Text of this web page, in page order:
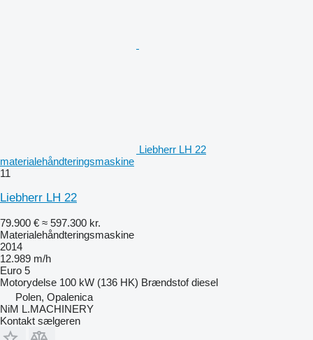
Liebherr LH 22
materialehåndteringsmaskine
11
Liebherr LH 22
79.900 € ≈ 597.300 kr.
Materialehåndteringsmaskine
2014
12.989 m/h
Euro 5
Motorydelse 100 kW (136 HK) Brændstof diesel
Polen, Opalenica
NiM L.MACHINERY
Kontakt sælgeren